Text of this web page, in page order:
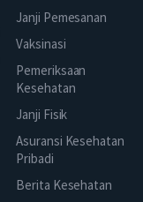
Janji Pemesanan
Vaksinasi
Pemeriksaan
Kesehatan
Janji Fisik
Asuransi Kesehatan
Pribadi
Berita Kesehatan